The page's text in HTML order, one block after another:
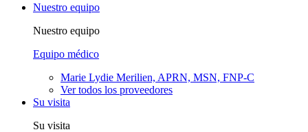
Nuestro equipo
Nuestro equipo
Equipo médico
Marie Lydie Merilien, APRN, MSN, FNP-C
Ver todos los proveedores
Su visita
Su visita